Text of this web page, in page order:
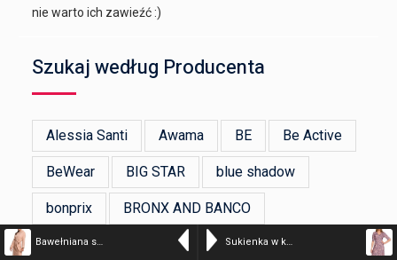
Bawełniana sukienka dzianinowa z paskiem asymetryczny dekolt beżowa Sukienka w kwiaty z falbankami i dekoltem V różowa wiskoza
nie warto ich zawieźć :)
Szukaj według Producenta
Alessia Santi Awama BE Be Active
BeWear BIG STAR blue shadow
bonprix BRONX AND BANCO
Devotion Twins ERMANNO FIRENZE